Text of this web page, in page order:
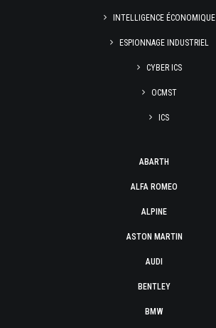
INTELLIGENCE ÉCONOMIQUE
ESPIONNAGE INDUSTRIEL
CYBER ICS
OCMST
ICS
ABARTH
ALFA ROMEO
ALPINE
ASTON MARTIN
AUDI
BENTLEY
BMW